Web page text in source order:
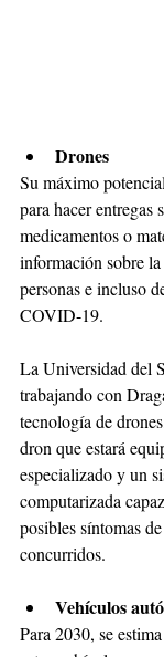
Drones
Su máximo
para hacer entregas
medicamentos o
información sobre
personas e incluso
COVID-19.
La Universidad del
trabajando con
tecnología de
dron que estará
especializado y un
computarizada
posibles síntomas
concurridos.
Vehículos
Para 2030, se